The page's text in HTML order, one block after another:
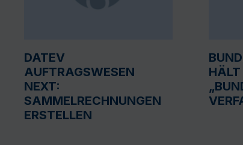
DATEV
AUFTRAGSWESEN
NEXT:
SAMMELRECHNUNGEN
ERSTELLEN
HÄLT